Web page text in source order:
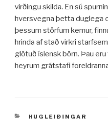
virðingu skilda. En sú
hversvegna þetta duglega
þessum störfum kemur,
hrinda af stað virkri
glötuð íslensk börn. Þau eru
heyrum grátstafi
VÖRUFLOKKAR
HUGLEIÐINGAR